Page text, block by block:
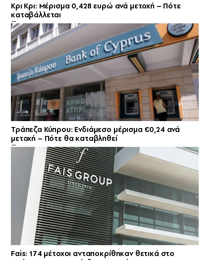
Κρι Κρι: Μέρισμα 0,428 ευρώ ανά μετοχή – Πότε
καταβάλλεται
Τράπεζα Κύπρου: Ενδιάμεσο μέρισμα €0,24 ανά
μετοχή – Πότε θα καταβληθεί
Fais: 174 μέτοχοι ανταποκρίθηκαν θετικά στο